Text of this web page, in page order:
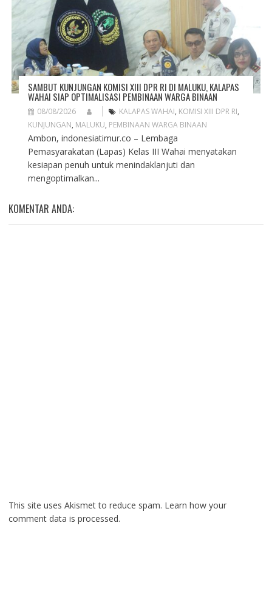
SAMBUT KUNJUNGAN KOMISI XIII DPR RI DI MALUKU, KALAPAS
WAHAI SIAP OPTIMALISASI PEMBINAAN WARGA BINAAN
08/08/2026 KALAPAS WAHAI, KOMISI XIII DPR RI,
KUNJUNGAN, MALUKU, PEMBINAAN WARGA BINAAN
Ambon, indonesiatimur.co – Lembaga
Pemasyarakatan (Lapas) Kelas III Wahai menyatakan
kesiapan penuh untuk menindaklanjuti dan
mengoptimalkan...
KOMENTAR ANDA:
This site uses Akismet to reduce spam. Learn how your
comment data is processed.